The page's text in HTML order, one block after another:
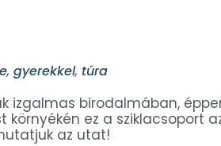
, gyerekkel, túra
izgalmas birodalmában,
ez a sziklacsoport
az utat!